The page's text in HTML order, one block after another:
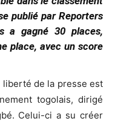
publié par Reporters
a gagné 30 places,
place, avec un score
de la presse est
togolais, dirigé
Celui-ci a su créer